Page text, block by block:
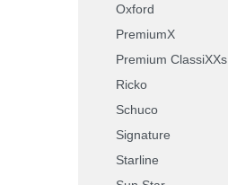
Oxford
PremiumX
Premium ClassiXXs
Ricko
Schuco
Signature
Starline